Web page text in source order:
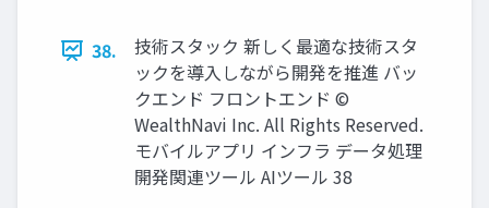
38.
技術スタック 新しく最適な技術スタ
ックを導⼊しながら開発を推進 バッ
クエンド フロントエンド ©
WealthNavi Inc. All Rights Reserved.
モバイルアプリ インフラ データ処理
開発関連ツール AIツール 38